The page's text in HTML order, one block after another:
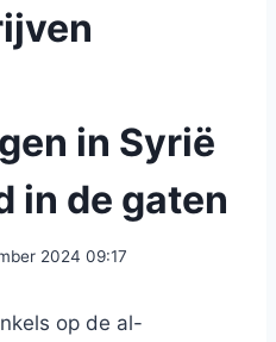
in Syrië
in de gaten
2024 09:17
op de al-